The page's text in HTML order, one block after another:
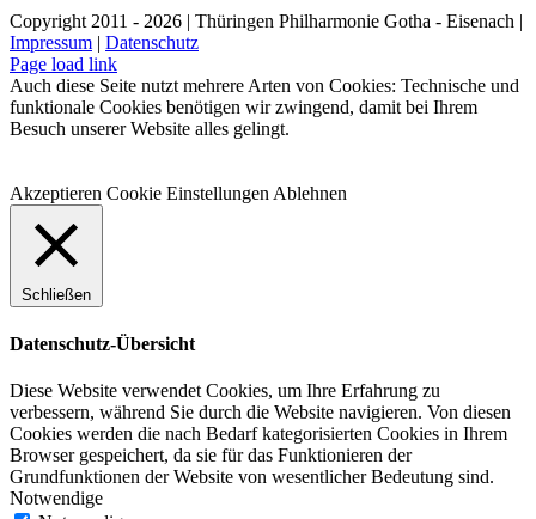
Facebook
X
LinkedIn
E-
Mail
Copyright 2011 - 2026 | Thüringen Philharmonie Gotha - Eisenach |
Impressum | Datenschutz
Facebook
Instagram
WhatsApp
YouTube
E-
Mail
Telefon
Page load link
Auch diese Seite nutzt mehrere Arten von Cookies: Technische und
funktionale Cookies benötigen wir zwingend, damit bei Ihrem
Besuch unserer Website alles gelingt.
Akzeptieren Cookie Einstellungen Ablehnen
Schließen
Datenschutz-Übersicht
Diese Website verwendet Cookies, um Ihre Erfahrung zu
verbessern, während Sie durch die Website navigieren. Von diesen
Cookies werden die nach Bedarf kategorisierten Cookies in Ihrem
Browser gespeichert, da sie für das Funktionieren der
Grundfunktionen der Website von wesentlicher Bedeutung sind.
Notwendige